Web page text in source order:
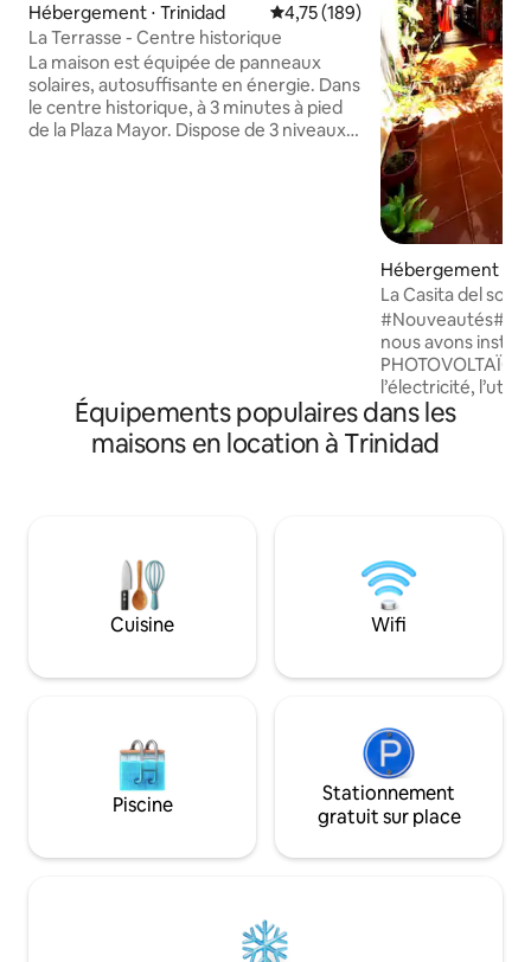
Hébergement ⋅ Trinidad Évaluation moyenne sur la
4,75 (189)
La Terrasse - Centre historique
La maison est équipée de panneaux
solaires, autosuffisante en énergie. Dans
le centre historique, à 3 minutes à pied
de la Plaza Mayor. Dispose de 3 niveaux :
WI-FI GRATUIT
Hébergement ⋅
La Casita del sol Wi-Fi
solaire
#Nouveautés# à
nous avons
l’électricité,
et l’eau chaude en
Del Sol est une
coloniale
également
la Valle de los
l’Unesco. #IMPORTANT##DANS LA
MAISON il y a
Équipements populaires dans les
maisons en location à Trinidad
Cuisine Wifi
Piscine
Stationnement
gratuit sur place